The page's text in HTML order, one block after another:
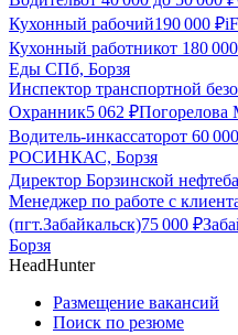
Кухонный рабочий190 000 ₽
Кухонный работникот 180 000
Еды СПб, Борзя
Инспектор транспортной
Охранник5 062 ₽Погорелова
Водитель-инкассаторот 60 000
РОСИНКАС, Борзя
Директор Борзинской
Менеджер по работе с
(пгт.Забайкальск)75 000 ₽
Борзя
HeadHunter
Размещение вакансий
Поиск по резюме